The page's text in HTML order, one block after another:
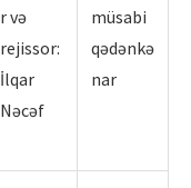
r və
rejissor:
İlqar
Nəcəf
müsabi
qədənkə
nar